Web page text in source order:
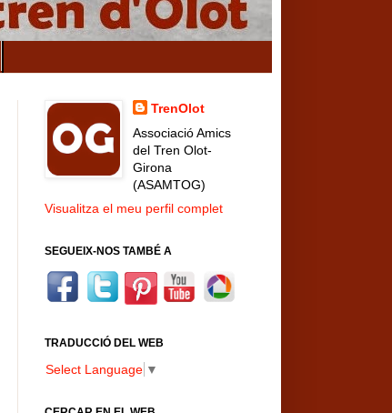
TrenOlot
Associació Amics
del Tren Olot-
Girona
(ASAMTOG)
Visualitza el meu perfil complet
SEGUEIX-NOS TAMBÉ A
TRADUCCIÓ DEL WEB
Select Language ▼